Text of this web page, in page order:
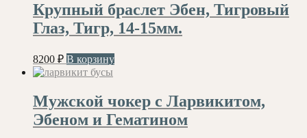
Крупный браслет Эбен, Тигровый
Глаз, Тигр, 14-15мм.
8200 ₽ В корзину
Мужской чокер с Ларвикитом,
Эбеном и Гематином